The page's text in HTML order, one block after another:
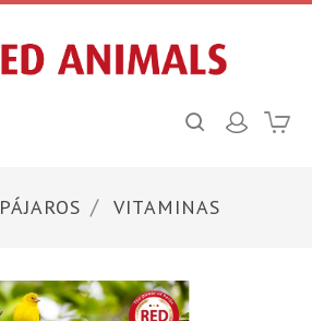
PÁJAROS VITAMINAS